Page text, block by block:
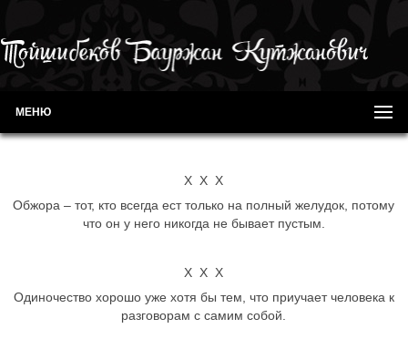
МЕНЮ
Х Х Х
Обжора – тот, кто всегда ест только на полный желудок, потому
что он у него никогда не бывает пустым.
Х Х Х
Одиночество хорошо уже хотя бы тем, что приучает человека к
разговорам с самим собой.